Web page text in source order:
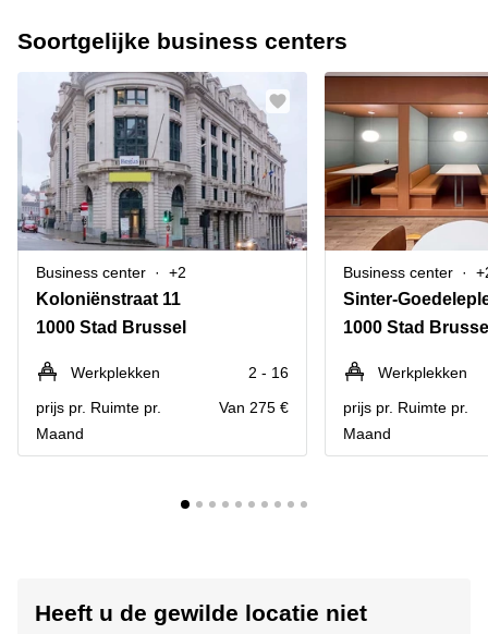
Soortgelijke business centers
Business center +2
Koloniënstraat 11
1000 Stad Brussel
Werkplekken
2 - 16
prijs pr. Ruimte pr.
Maand
Van 275 €
Business center
Sinter-
1000 Stad
Werkplekken
prijs pr. Ruimte pr.
Maand
Heeft u de gewilde locatie niet